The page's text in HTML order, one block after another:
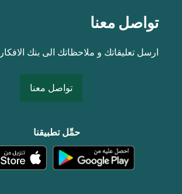
تواصل معنا
ارسل تعليقاتك و ملاحظاتك الى بنك
تواصل معنا
حمِّل تطبيقنا